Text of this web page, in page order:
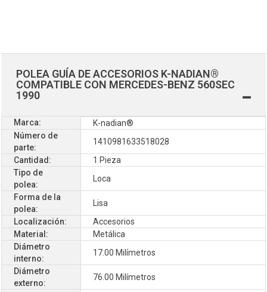
POLEA GUÍA DE ACCESORIOS K-NADIAN®
COMPATIBLE CON MERCEDES-BENZ 560SEC
1990
Marca:
K-nadian®
Número de
parte:
1410981633518028
Cantidad:
1 Pieza
Tipo de
polea:
Loca
Forma de la
polea:
Lisa
Localización:
Accesorios
Material:
Metálica
Diámetro
interno:
17.00 Milímetros
Diámetro
externo:
76.00 Milímetros